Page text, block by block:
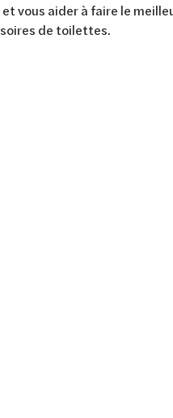
vous aider à faire le
de toilettes.